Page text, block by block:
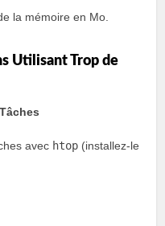
la mémoire en Mo.
Utilisant Trop de
avec htop (installez-le